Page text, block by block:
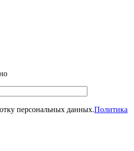
персональных данных.Политика